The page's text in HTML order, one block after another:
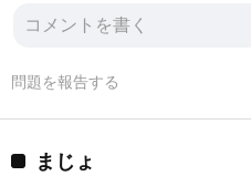
問題を報告する
まじょ